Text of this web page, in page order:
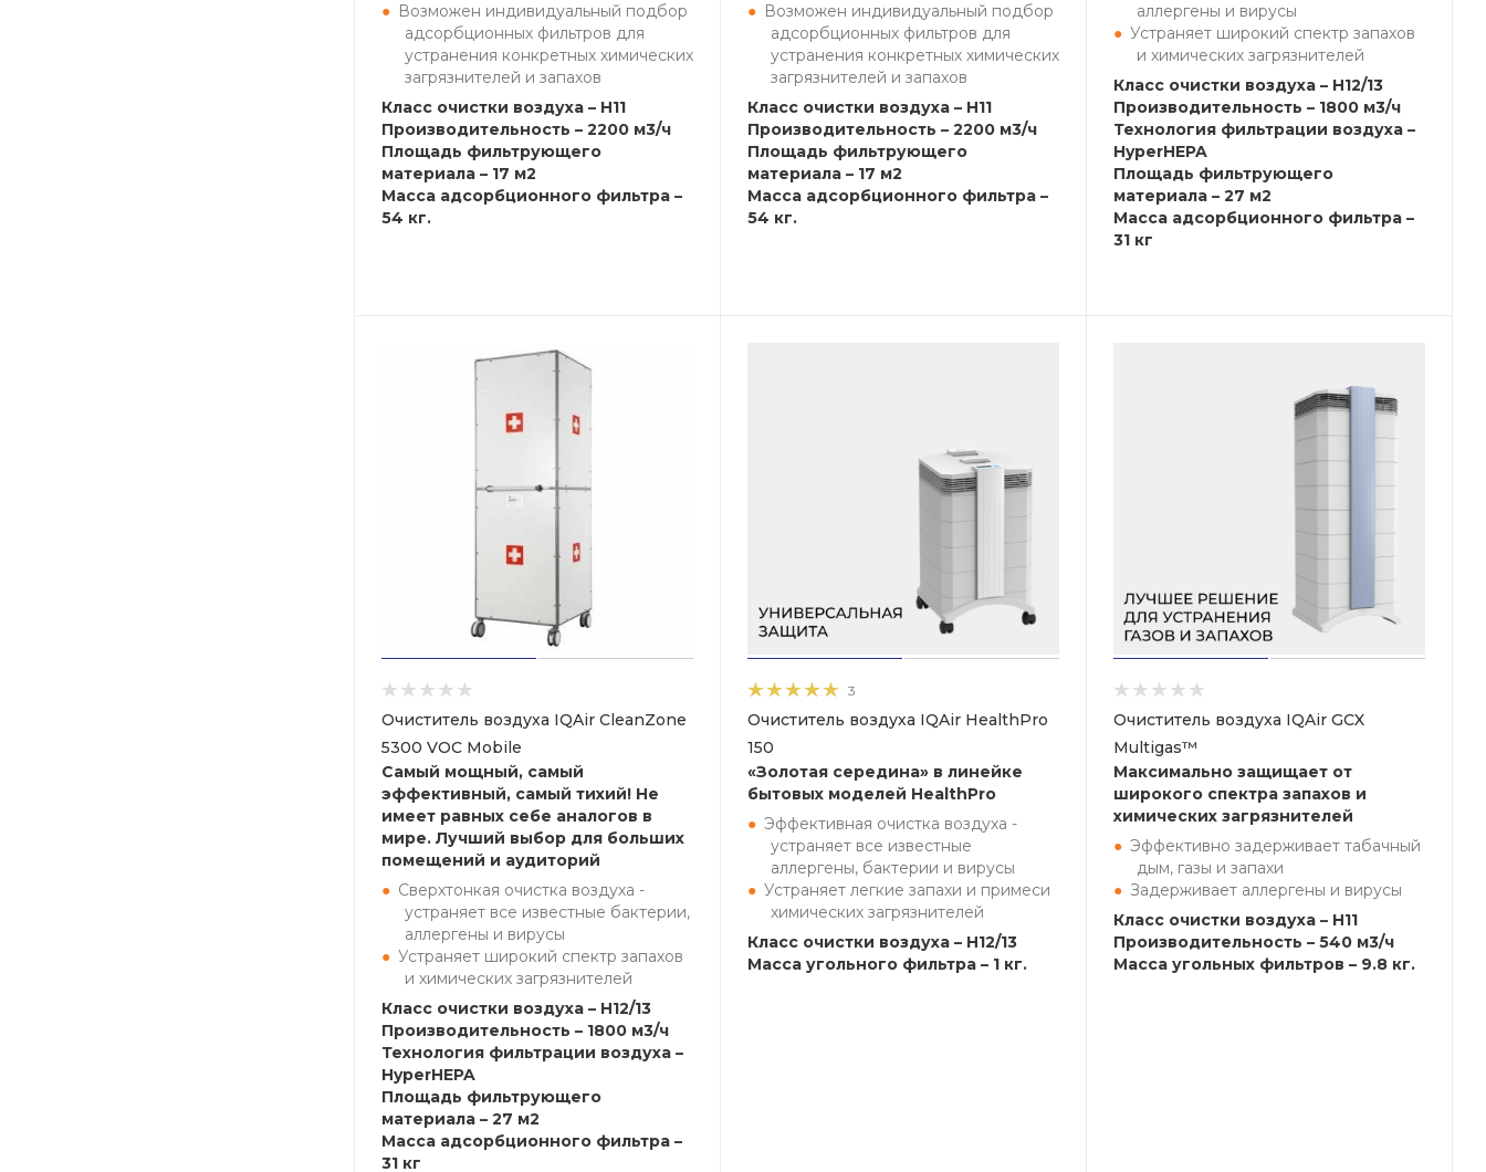
Возможен индивидуальный подбор
адсорбционных фильтров для
устранения конкретных химических
загрязнителей и запахов
Класс очистки воздуха – H11
Производительность – 2200 м3/ч
Площадь фильтрующего
материала – 17 м2
Масса адсорбционного фильтра –
54 кг.
Возможен индивидуальный подбор
адсорбционных фильтров для
устранения конкретных химических
загрязнителей и запахов
Класс очистки воздуха – H11
Производительность – 2200 м3/ч
Площадь фильтрующего
материала – 17 м2
Масса адсорбционного фильтра –
54 кг.
аллергены и вирусы
Устраняет широкий спектр запахов
и химических загрязнителей
Класс очистки воздуха – H12/13
Производительность – 1800 м3/ч
Технология фильтрации воздуха –
HyperHEPA
Площадь фильтрующего
материала – 27 м2
Масса адсорбционного фильтра –
31 кг
Очиститель воздуха IQAir CleanZone
5300 VOC Mobile
Самый мощный, самый
эффективный, самый тихий! Не
имеет равных себе аналогов в
мире. Лучший выбор для больших
помещений и аудиторий
Сверхтонкая очистка воздуха -
устраняет все известные бактерии,
аллергены и вирусы
Устраняет широкий спектр запахов
и химических загрязнителей
Класс очистки воздуха – H12/13
Производительность – 1800 м3/ч
Технология фильтрации воздуха –
HyperHEPA
Площадь фильтрующего
материала – 27 м2
Масса адсорбционного фильтра –
31 кг
3
Очиститель воздуха IQAir HealthPro
150
«Золотая середина» в линейке
бытовых моделей HealthPro
Эффективная очистка воздуха -
устраняет все известные
аллергены, бактерии и вирусы
Устраняет легкие запахи и примеси
химических загрязнителей
Класс очистки воздуха – H12/13
Масса угольного фильтра – 1 кг.
Очиститель воздуха IQAir GCX
Multigas™
Максимально защищает от
широкого спектра запахов и
химических загрязнителей
Эффективно задерживает табачный
дым, газы и запахи
Задерживает аллергены и вирусы
Класс очистки воздуха – H11
Производительность – 540 м3/ч
Масса угольных фильтров – 9.8 кг.